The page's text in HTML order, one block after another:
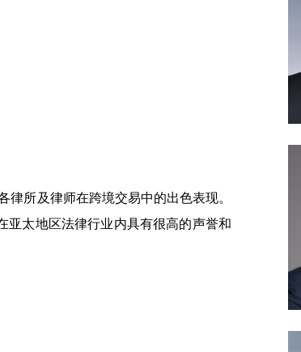
律所及律师在跨境交易中的出色表现。
亚太地区法律行业内具有很高的声誉和